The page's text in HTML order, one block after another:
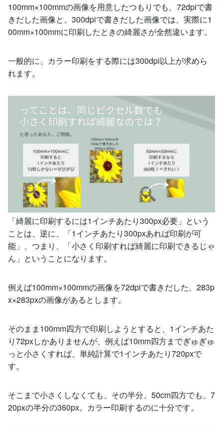
100mm×100mmの画像を用意したつもりでも、72dpiで書
きだした画像と、300dpiで書きだした画像では、実際に1
00mm×100mmに印刷したときの綺麗さが全然違います。
一般的に、カラー印刷をする際には300dpi以上が求めら
れます。
「綺麗に印刷するには1インチあたり300px必要」という
ことは、逆に、「1インチあたり300pxあれば印刷が可
能」、つまり、「小さく印刷すれば綺麗に印刷できるじゃ
ん」ということになります。
例えば100mm×100mmの画像を72dpiで書きだした、283p
x×283pxの画像があるとします。
そのまま100mm四方で印刷しようとすると、1インチあた
り72pxしかありませんが、例えば10mm四方までぎゅぎゅ
っと小さくすれば、単純計算で1インチあたり720pxで
す。
そこまで小さくしなくても、その半分、50cm四方でも、7
20pxの半分の360px。カラー印刷するのに十分です。